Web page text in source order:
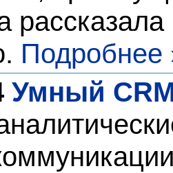
Подробнее
Умный